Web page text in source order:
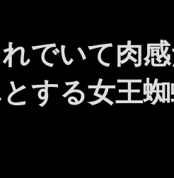
でいて肉
する女王